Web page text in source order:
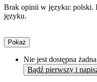
Brak opinii w języku: polski.
języku.
Pokaż
Nie jest dostępna
Bądź pierwszy i